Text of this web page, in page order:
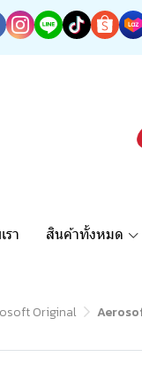
รา สินค้าทั้งหมด
Original